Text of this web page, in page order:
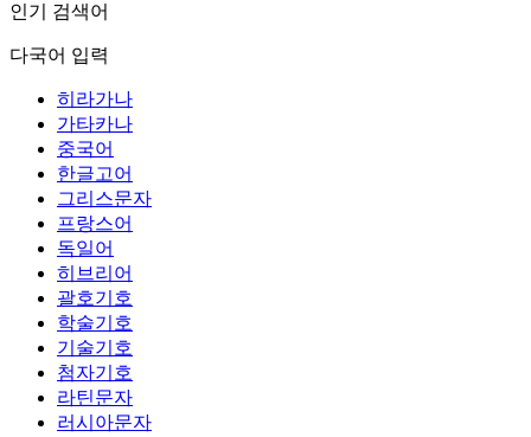
인기 검색어
다국어 입력
히라가나
가타카나
중국어
한글고어
그리스문자
프랑스어
독일어
히브리어
괄호기호
학술기호
기술기호
첨자기호
라틴문자
러시아문자